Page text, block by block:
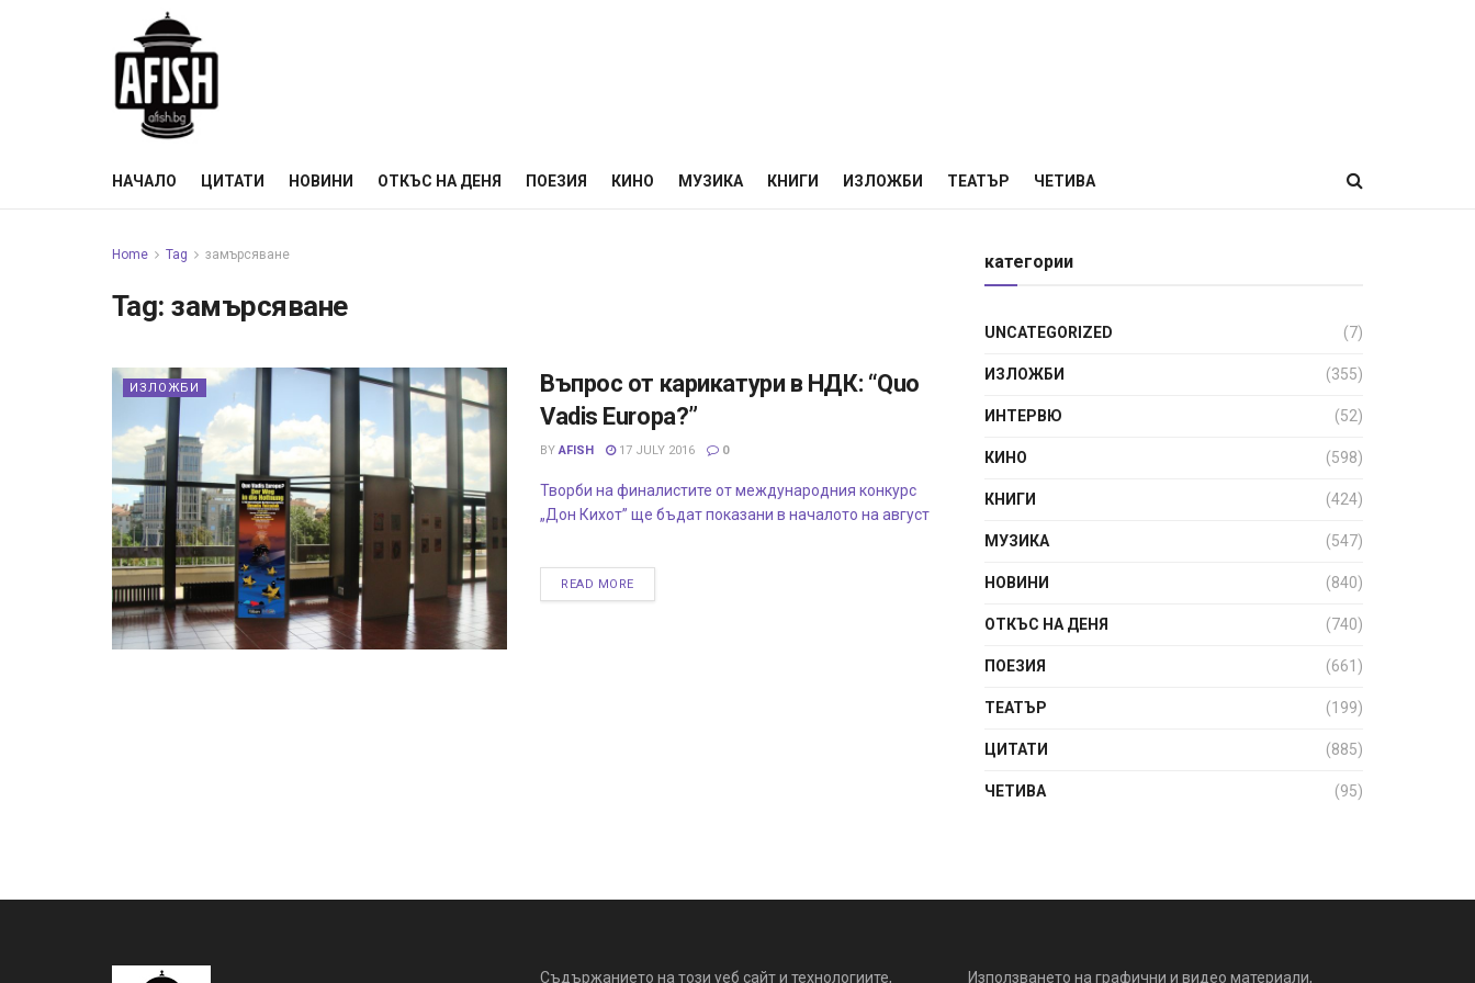
НАЧАЛО ЦИТАТИ НОВИНИ ОТКЪС НА ДЕНЯ ПОЕЗИЯ КИНО МУЗИКА КНИГИ ИЗЛОЖБИ ТЕАТЪР ЧЕТИВА
Home Tag замърсяване
Tag: замърсяване
ИЗЛОЖБИ
Въпрос от карикатури в НДК: “Quo
Vadis Europa?”
BY AFISH 17 JULY 2016 0
Творби на финалистите от международния конкурс
„Дон Кихот” ще бъдат показани в началото на август
READ MORE
категории
UNCATEGORIZED (7)
ИЗЛОЖБИ (355)
ИНТЕРВЮ (52)
КИНО (598)
КНИГИ (424)
МУЗИКА (547)
НОВИНИ (840)
ОТКЪС НА ДЕНЯ (740)
ПОЕЗИЯ (661)
ТЕАТЪР (199)
ЦИТАТИ (885)
ЧЕТИВА (95)
Съдържанието на този уеб сайт и технологиите, Използването на графични и видео материали,